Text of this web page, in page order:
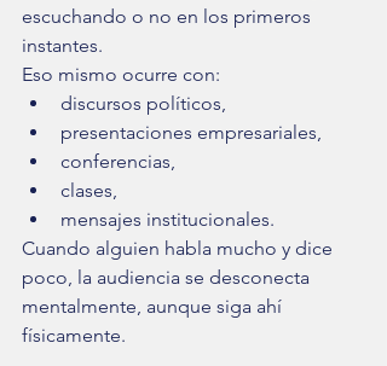
escuchando o no en los primeros
instantes.
Eso mismo ocurre con:
discursos políticos,
presentaciones empresariales,
conferencias,
clases,
mensajes institucionales.
Cuando alguien habla mucho y dice
poco, la audiencia se desconecta
mentalmente, aunque siga ahí
físicamente.